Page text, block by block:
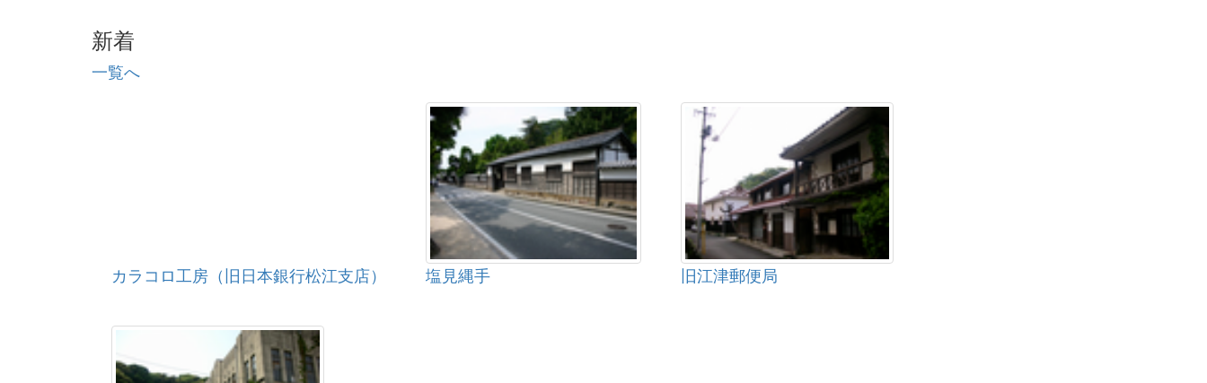
新着
一覧へ
カラコロ工房（旧日本銀行松江支店） 塩見縄手 旧江津郵便局